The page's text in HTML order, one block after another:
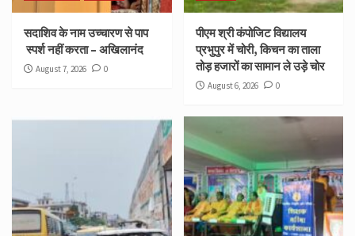
सदाशिव के नाम उच्चारण से पाप
स्पर्श नहीं करता – अखिलानंद
August 7, 2026 0
पीएम श्री कंपोजिट विद्यालय
प्रभुपुर में चोरी, किचन का ताला
तोड़ हजारों का सामान ले उड़े चोर
August 6, 2026 0